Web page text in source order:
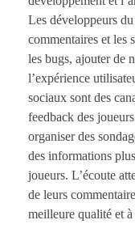
Les développeurs
commentaires et les
les bugs, ajouter de
l’expérience
sociaux sont des
feedback des
organiser des
des informations
joueurs. L’écoute
de leurs
meilleure qualité et